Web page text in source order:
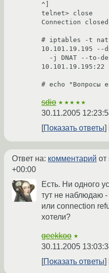
^]
telnet> close
Connection
# iptables -t nat
10.101.19.195 --
10.101.19.195:22
# echo "Вопросы
sdio ★★★★★
30.11.2005
Показать ответы
Ответ на: комментарий от
+00:00
Есть. Ни одного
тут не наблюдаю
или connection
хотели?
geekkoo ★
30.11.2005
Показать ответы